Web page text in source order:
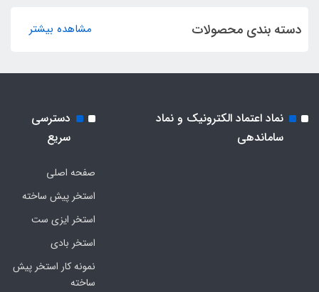
دسته بندی محصولات مشاهده بیشتر
نماد اعتماد الکترونیک و نماد
ساماندهی
دسترسی
سریع
صفحه اصلی
استخر پیش ساخته
استخر ایزی ست
استخر بادی
نمونه کار استخر پیش
ساخته